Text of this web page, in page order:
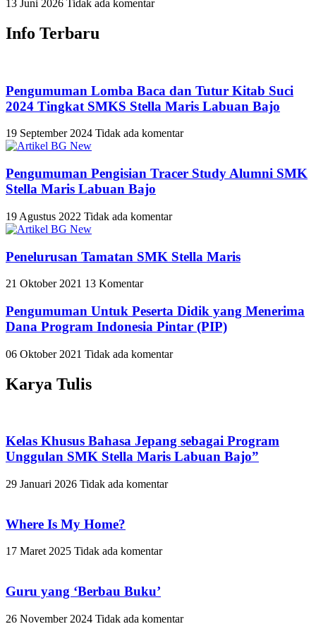
13 Juni 2026 Tidak ada komentar
Info Terbaru
Pengumuman Lomba Baca dan Tutur Kitab Suci
2024 Tingkat SMKS Stella Maris Labuan Bajo
19 September 2024 Tidak ada komentar
Pengumuman Pengisian Tracer Study Alumni SMK
Stella Maris Labuan Bajo
19 Agustus 2022 Tidak ada komentar
Penelurusan Tamatan SMK Stella Maris
21 Oktober 2021 13 Komentar
Pengumuman Untuk Peserta Didik yang Menerima
Dana Program Indonesia Pintar (PIP)
06 Oktober 2021 Tidak ada komentar
Karya Tulis
Kelas Khusus Bahasa Jepang sebagai Program
Unggulan SMK Stella Maris Labuan Bajo”
29 Januari 2026 Tidak ada komentar
Where Is My Home?
17 Maret 2025 Tidak ada komentar
Guru yang ‘Berbau Buku’
26 November 2024 Tidak ada komentar